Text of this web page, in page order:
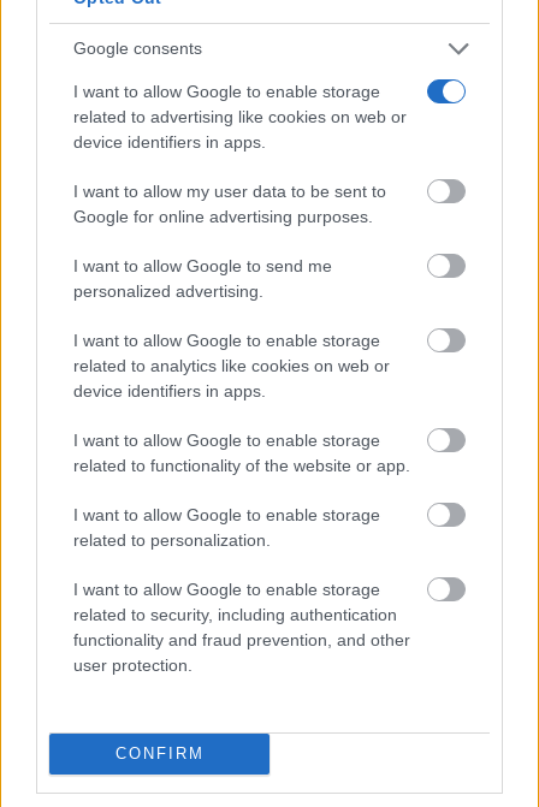
Google consents
I want to allow Google to enable storage
related to advertising like cookies on web or
device identifiers in apps.
I want to allow my user data to be sent to
Google for online advertising purposes.
I want to allow Google to send me
personalized advertising.
I want to allow Google to enable storage
related to analytics like cookies on web or
device identifiers in apps.
I want to allow Google to enable storage
related to functionality of the website or app.
I want to allow Google to enable storage
related to personalization.
I want to allow Google to enable storage
related to security, including authentication
functionality and fraud prevention, and other
user protection.
CONFIRM
¿Sabes qué baja tu ánimo?
Lo haces todos los días y afecta cómo te sientes
DISCOVER WITH
Últimas noticias
ITECAM busca nuevos profesionales en
Tomelloso y abre vacantes en Machine...
Una empresa de Tomelloso amplía plantilla y
busca ingenieros para sus...
08/08/2026
08/08/2026
La DGT cambia los adelantamientos desde el
1 de octubre: así...
08/08/2026
Un entretenido podcast recoge las vivencias
de la última edición de...
08/08/2026